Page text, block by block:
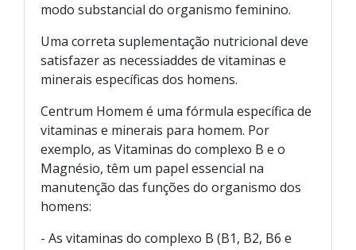
modo substancial do organismo feminino.
Uma correta suplementação nutricional deve
satisfazer as necessiaddes de vitaminas e
minerais específicas dos homens.
Centrum Homem é uma fórmula específica de
vitaminas e minerais para homem. Por
exemplo, as Vitaminas do complexo B e o
Magnésio, têm um papel essencial na
manutenção das funções do organismo dos
homens:
- As vitaminas do complexo B (B1, B2, B6 e